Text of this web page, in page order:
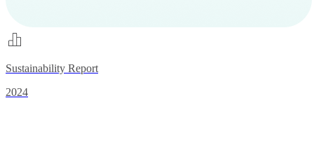
Sustainability Report
2024